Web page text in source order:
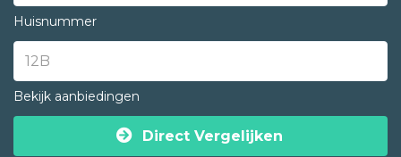
Huisnummer
Bekijk aanbiedingen
Direct Vergelijken